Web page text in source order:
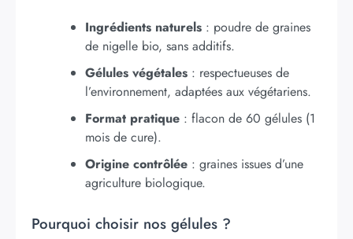
Ingrédients naturels : poudre de graines
de nigelle bio, sans additifs.
Gélules végétales : respectueuses de
l’environnement, adaptées aux végétariens.
Format pratique : flacon de 60 gélules (1
mois de cure).
Origine contrôlée : graines issues d’une
agriculture biologique.
Pourquoi choisir nos gélules ?